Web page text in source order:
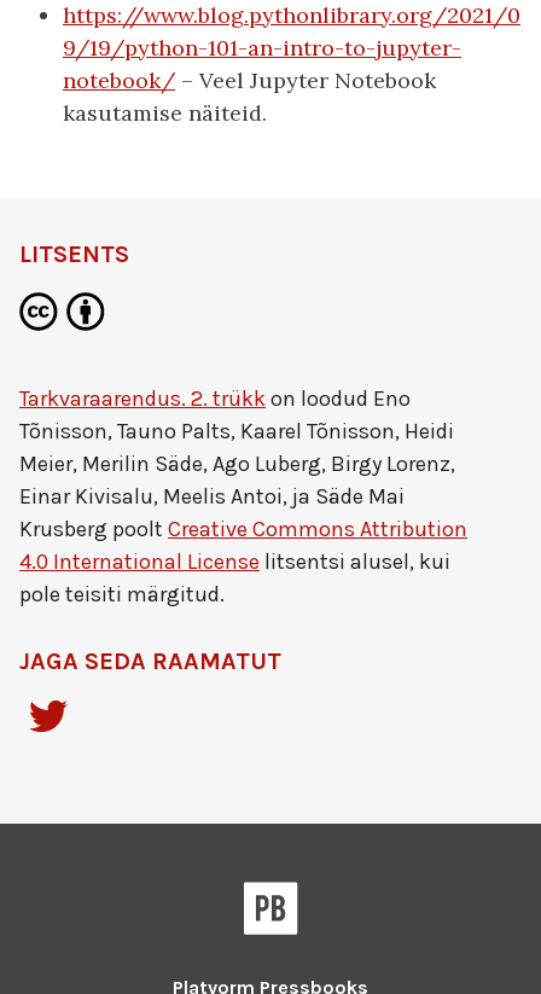
https://www.blog.pythonlibrary.org/2021/0
9/19/python-101-an-intro-to-jupyter-
notebook/ – Veel Jupyter Notebook
kasutamise näiteid.
LITSENTS
Tarkvaraarendus. 2. trükkon loodud Eno
Tõnisson, Tauno Palts, Kaarel Tõnisson, Heidi
Meier, Merilin Säde, Ago Luberg, Birgy Lorenz,
Einar Kivisalu, Meelis Antoi, ja Säde Mai
Krusberg poolt Creative Commons Attribution
4.0 International License litsentsi alusel, kui
pole teisiti märgitud.
JAGA SEDA RAAMATUT
Platvorm Pressbooks